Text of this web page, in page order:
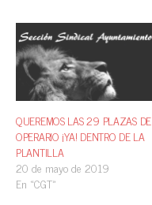
QUEREMOS LAS 29 PLAZAS DE
OPERARIO ¡YA! DENTRO DE LA
PLANTILLA
20 de mayo de 2019
En «CGT»